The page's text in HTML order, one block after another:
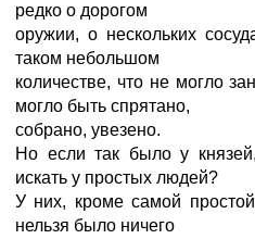
редко о дорогом
оружии, о нескольких
таком небольшом
количестве, что не могло
могло быть спрятано,
собрано, увезено.
Но если так было у
искать у простых людей?
У них, кроме самой
нельзя было ничего